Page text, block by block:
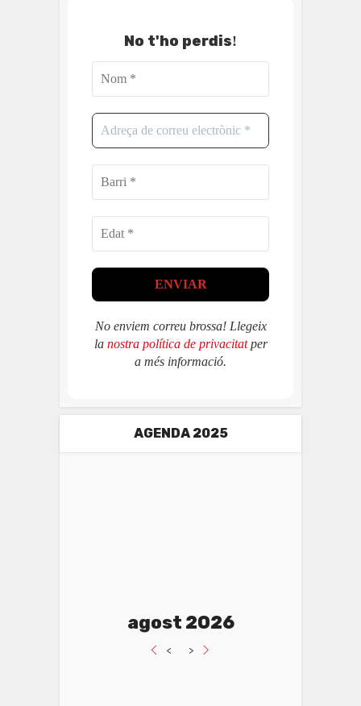
No t'ho perdis!
No enviem correu brossa! Llegeix
la nostra política de privacitatper
a més informació.
AGENDA 2025
<
agost 2026
>